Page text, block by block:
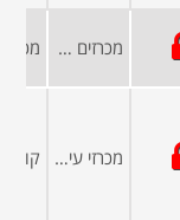
מכרזים פומביים
מכרזי עיריות ומועצות